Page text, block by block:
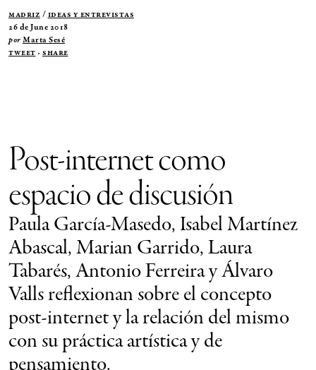
Madriz /Ideas y Entrevistas
26 de June 2018
porMarta Sesé
Tweet · Share
Post-internet como
espacio de discusión
Paula García-Masedo, Isabel Martínez
Abascal, Marian Garrido, Laura
Tabarés, Antonio Ferreira y Álvaro
Valls reflexionan sobre el concepto
post-internet y la relación del mismo
con su práctica artística y de